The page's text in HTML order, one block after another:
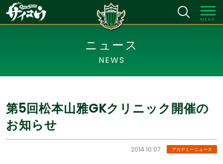
MENU
ニュース
NEWS
第5回松本山雅GKクリニック開催の
お知らせ
2014.10.07 アカデミーニュース